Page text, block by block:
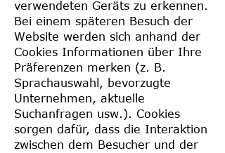
verwendeten Geräts zu erkennen.
Bei einem späteren Besuch der
Website werden sich anhand der
Cookies Informationen über Ihre
Präferenzen merken (z. B.
Sprachauswahl, bevorzugte
Unternehmen, aktuelle
Suchanfragen usw.). Cookies
sorgen dafür, dass die Interaktion
zwischen dem Besucher und der